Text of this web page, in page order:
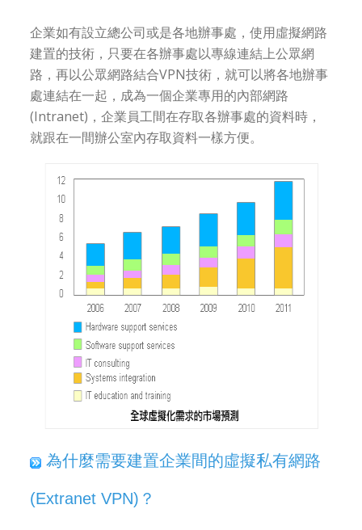
企業如有設立總公司或是各地辦事處，使用虛擬網路
建置的技術，只要在各辦事處以專線連結上公眾網
路，再以公眾網路結合VPN技術，就可以將各地辦事
處連結在一起，成為一個企業專用的內部網路
(Intranet)，企業員工間在存取各辦事處的資料時，
就跟在一間辦公室內存取資料一樣方便。
為什麼需要建置企業間的虛擬私有網路
(Extranet VPN)？